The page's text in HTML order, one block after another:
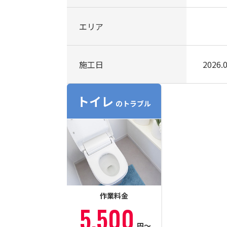
エリア
施工日
トイレ のトラブル
作業料金
5,500